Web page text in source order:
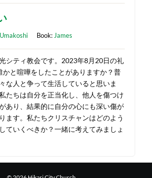
Book: James
シティ教会です。2023年8月20日の礼
かと喧嘩をしたことがありますか？普
な人と争って生活していると思いま
たちは自分を正当化し、他人を傷つけ
あり、結果的に自分の心にも深い傷が
ます。私たちクリスチャンはどのよう
ていくべきか？一緒に考えてみましょ